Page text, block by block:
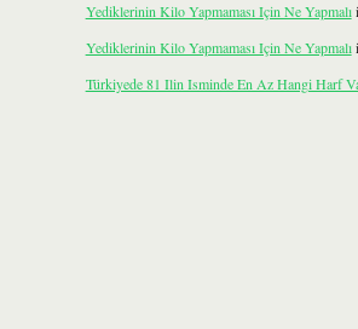
Yediklerinin Kilo Yapmaması Için Ne Yapmalı
Yediklerinin Kilo Yapmaması Için Ne Yapmalı
Türkiyede 81 Ilin Isminde En Az Hangi Harf